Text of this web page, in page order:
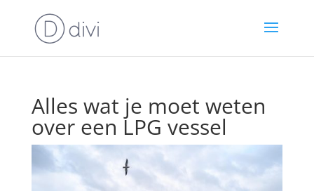
Alles wat je moet weten
over een LPG vessel